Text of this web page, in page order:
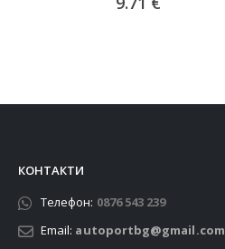
КОНТАКТИ
Телефон: 0876 543 239
Email: autoportbg@gmail.com